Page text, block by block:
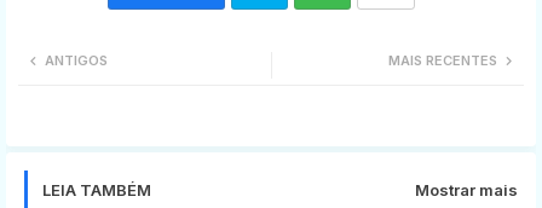
MAIS RECENTES
ANTIGOS
LEIA TAMBÉM Mostrar mais